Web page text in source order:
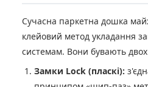
Сучасна паркетна дошка
клейовий метод укладання
системам. Вони бувають двох
Замки Lock (пласкі):